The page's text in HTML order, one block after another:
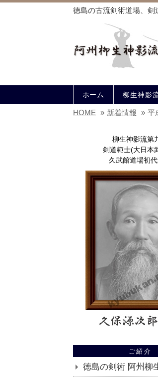
徳島の古流剣術道場、
ホーム 柳生神影
HOME » 新着情報 » 平
柳生神影流第
剣道範士(大日本
久武館道場初
ご紹介
徳島の剣術 阿州柳